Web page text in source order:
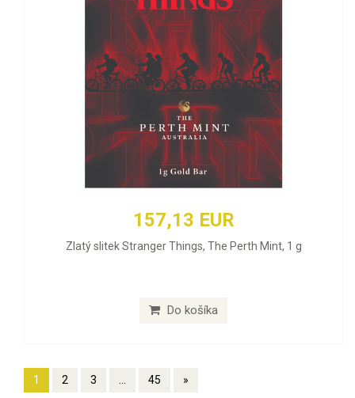
157,13 EUR
Zlatý slitek Stranger Things, The Perth Mint, 1 g
Do košíka
1 2 3 ... 45 »